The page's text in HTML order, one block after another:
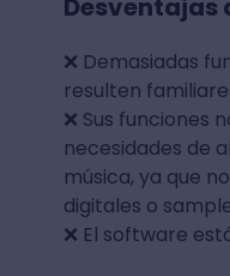
Desventajas
❌ Demasiadas
resulten
❌ Sus funciones
necesidades de
música, ya que
digitales o
❌ El software